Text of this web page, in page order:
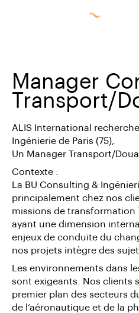
Manager
Transport/
ALIS International
Ingénierie de Paris (75),
Un Manager Transport/
Contexte :
La BU Consulting &
principalement chez nos
missions de transformation
ayant une dimension
enjeux de conduite du
nos projets intègre des
Les environnements dans
sont exigeants. Nos clients
premier plan des secteurs
de l’aéronautique et de la